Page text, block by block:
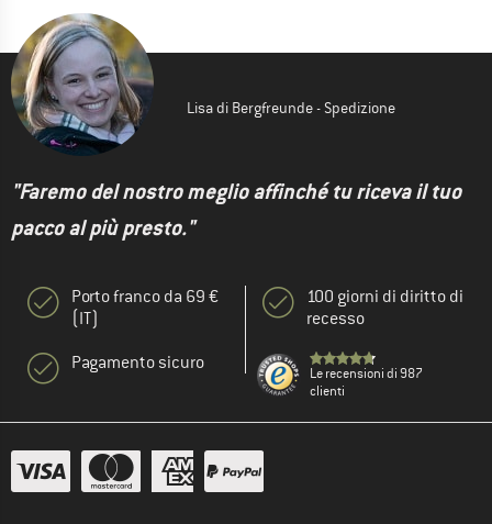
Lisa di Bergfreunde - Spedizione
"Faremo del nostro meglio affinché tu riceva il tuo
pacco al più presto."
Porto franco da 69 €
(IT)
Pagamento sicuro
100 giorni di diritto di
recesso
Le recensioni di 987
clienti